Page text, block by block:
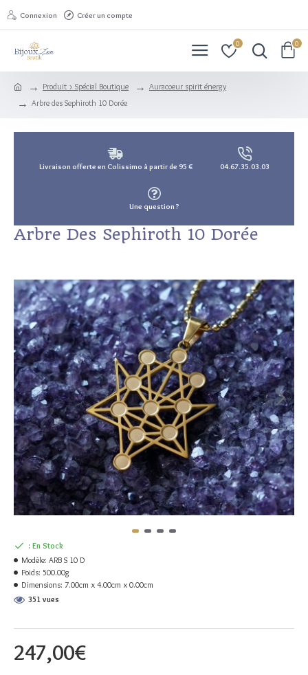
Connexion Créer un compte
0 0
Produit > Spécial Boutique
Auracoeur spirit énergy
Arbre des Sephiroth 10 Dorée
Livraison offerte en Colissimo à partir de 95 € 04.67.35.03.03
Une question ?
Arbre Des Sephiroth 10 Dorée
247,00€
: En Stock
Modèle: ARB S 10 D
Poids: 500.00g
Dimensions: 7.00cm x 4.00cm x 0.00cm
351 vues